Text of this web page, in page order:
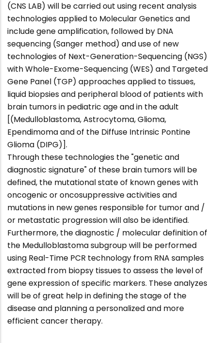
(CNS LAB) will be carried out using recent analysis
technologies applied to Molecular Genetics and
include gene amplification, followed by DNA
sequencing (Sanger method) and use of new
technologies of Next-Generation-Sequencing (NGS)
with Whole-Exome-Sequencing (WES) and Targeted
Gene Panel (TGP) approaches applied to tissues,
liquid biopsies and peripheral blood of patients with
brain tumors in pediatric age and in the adult
[(Medulloblastoma, Astrocytoma, Glioma,
Ependimoma and of the Diffuse Intrinsic Pontine
Glioma (DIPG)].
Through these technologies the "genetic and
diagnostic signature" of these brain tumors will be
defined, the mutational state of known genes with
oncogenic or oncosuppressive activities and
mutations in new genes responsible for tumor and /
or metastatic progression will also be identified.
Furthermore, the diagnostic / molecular definition of
the Medulloblastoma subgroup will be performed
using Real-Time PCR technology from RNA samples
extracted from biopsy tissues to assess the level of
gene expression of specific markers. These analyzes
will be of great help in defining the stage of the
disease and planning a personalized and more
efficient cancer therapy.